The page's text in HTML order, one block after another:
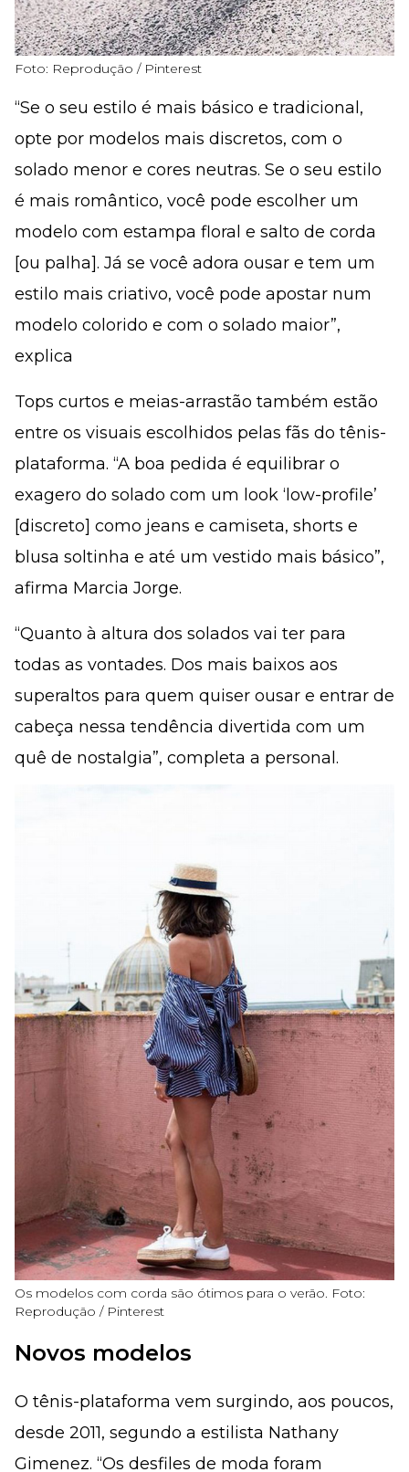
Foto: Reprodução / Pinterest
“Se o seu estilo é mais básico e tradicional,
opte por modelos mais discretos, com o
solado menor e cores neutras. Se o seu estilo
é mais romântico, você pode escolher um
modelo com estampa floral e salto de corda
[ou palha]. Já se você adora ousar e tem um
estilo mais criativo, você pode apostar num
modelo colorido e com o solado maior”,
explica
Tops curtos e meias-arrastão também estão
entre os visuais escolhidos pelas fãs do tênis-
plataforma. “A boa pedida é equilibrar o
exagero do solado com um look ‘low-profile’
[discreto] como jeans e camiseta, shorts e
blusa soltinha e até um vestido mais básico”,
afirma Marcia Jorge.
“Quanto à altura dos solados vai ter para
todas as vontades. Dos mais baixos aos
superaltos para quem quiser ousar e entrar de
cabeça nessa tendência divertida com um
quê de nostalgia”, completa a personal.
Os modelos com corda são ótimos para o verão. Foto:
Reprodução / Pinterest
Novos modelos
O tênis-plataforma vem surgindo, aos poucos,
desde 2011, segundo a estilista Nathany
Gimenez. “Os desfiles de moda foram